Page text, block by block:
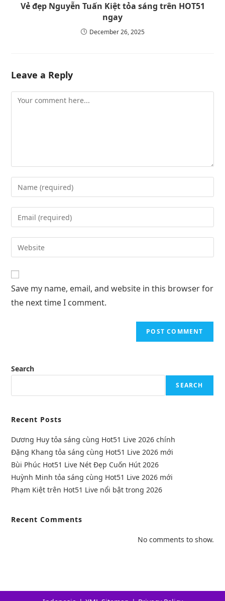
Vẻ đẹp Nguyễn Tuấn Kiệt tỏa sáng trên HOT51
ngay
December 26, 2025
Leave a Reply
Save my name, email, and website in this browser for
the next time I comment.
Search
SEARCH
Recent Posts
Dương Huy tỏa sáng cùng Hot51 Live 2026 chính
Đặng Khang tỏa sáng cùng Hot51 Live 2026 mới
Bùi Phúc Hot51 Live Nét Đẹp Cuốn Hút 2026
Huỳnh Minh tỏa sáng cùng Hot51 Live 2026 mới
Phạm Kiệt trên Hot51 Live nổi bật trong 2026
Recent Comments
No comments to show.